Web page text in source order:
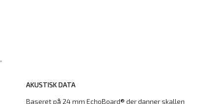
AKUSTISK DATA
Baseret på 24 mm EchoBoard® der danner skallen